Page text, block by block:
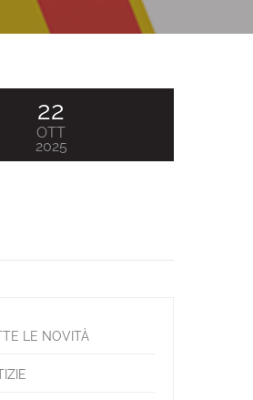
22
OTT
2025
LE NOVITÀ